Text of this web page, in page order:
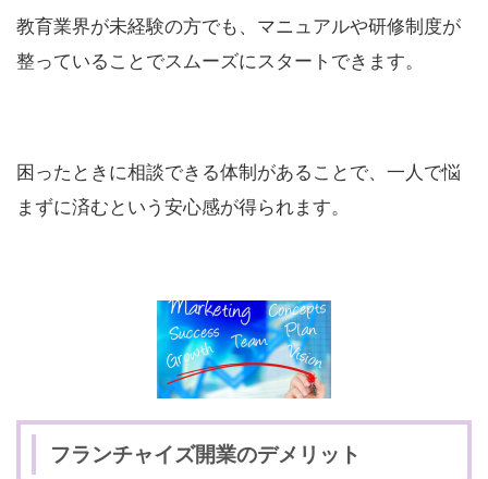
教育業界が未経験の方でも、マニュアルや研修制度が
整っていることでスムーズにスタートできます。
困ったときに相談できる体制があることで、一人で悩
まずに済むという安心感が得られます。
フランチャイズ開業のデメリット